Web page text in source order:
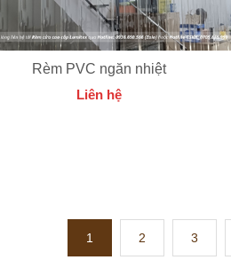
Rèm PVC ngăn nhiệt
Liên hệ
1 2 3